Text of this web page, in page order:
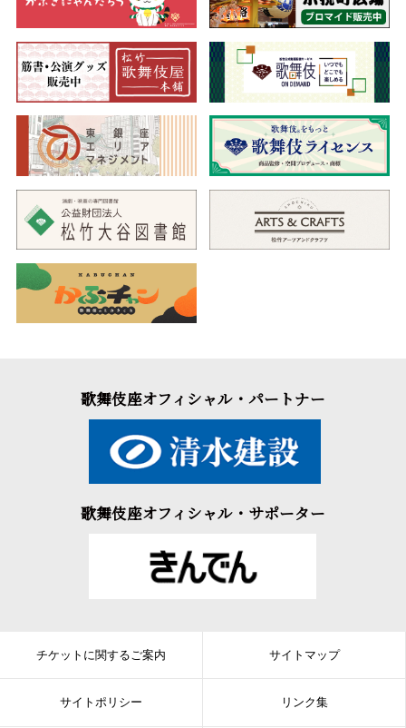
歌舞伎座オフィシャル・パートナー
歌舞伎座オフィシャル・サポーター
チケットに関するご案内 サイトマップ
サイトポリシー リンク集